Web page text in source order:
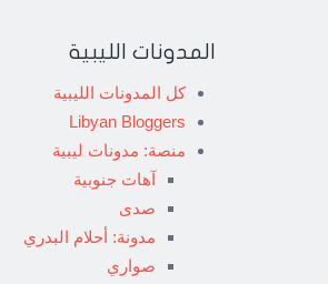
المدونات الليبية
كل المدونات الليبية
Libyan Bloggers
منصة: مدونات ليبية
آهات جنوبية
صدى
مدونة: أحلام البدري
صواري